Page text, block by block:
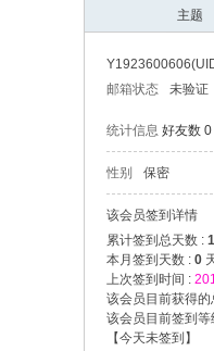
主题
Y1923600606
邮箱状态
未验证
统计信息 好友数 0
性别 保密
该会员签到详情
累计签到总天数 :
本月签到天数 : 0
上次签到时间 :
该会员目前获得的
该会员目前签到等
【今天未签到 】